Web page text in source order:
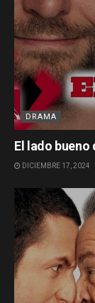
DRAMA
El lado bueno
DICIEMBRE 17, 2024